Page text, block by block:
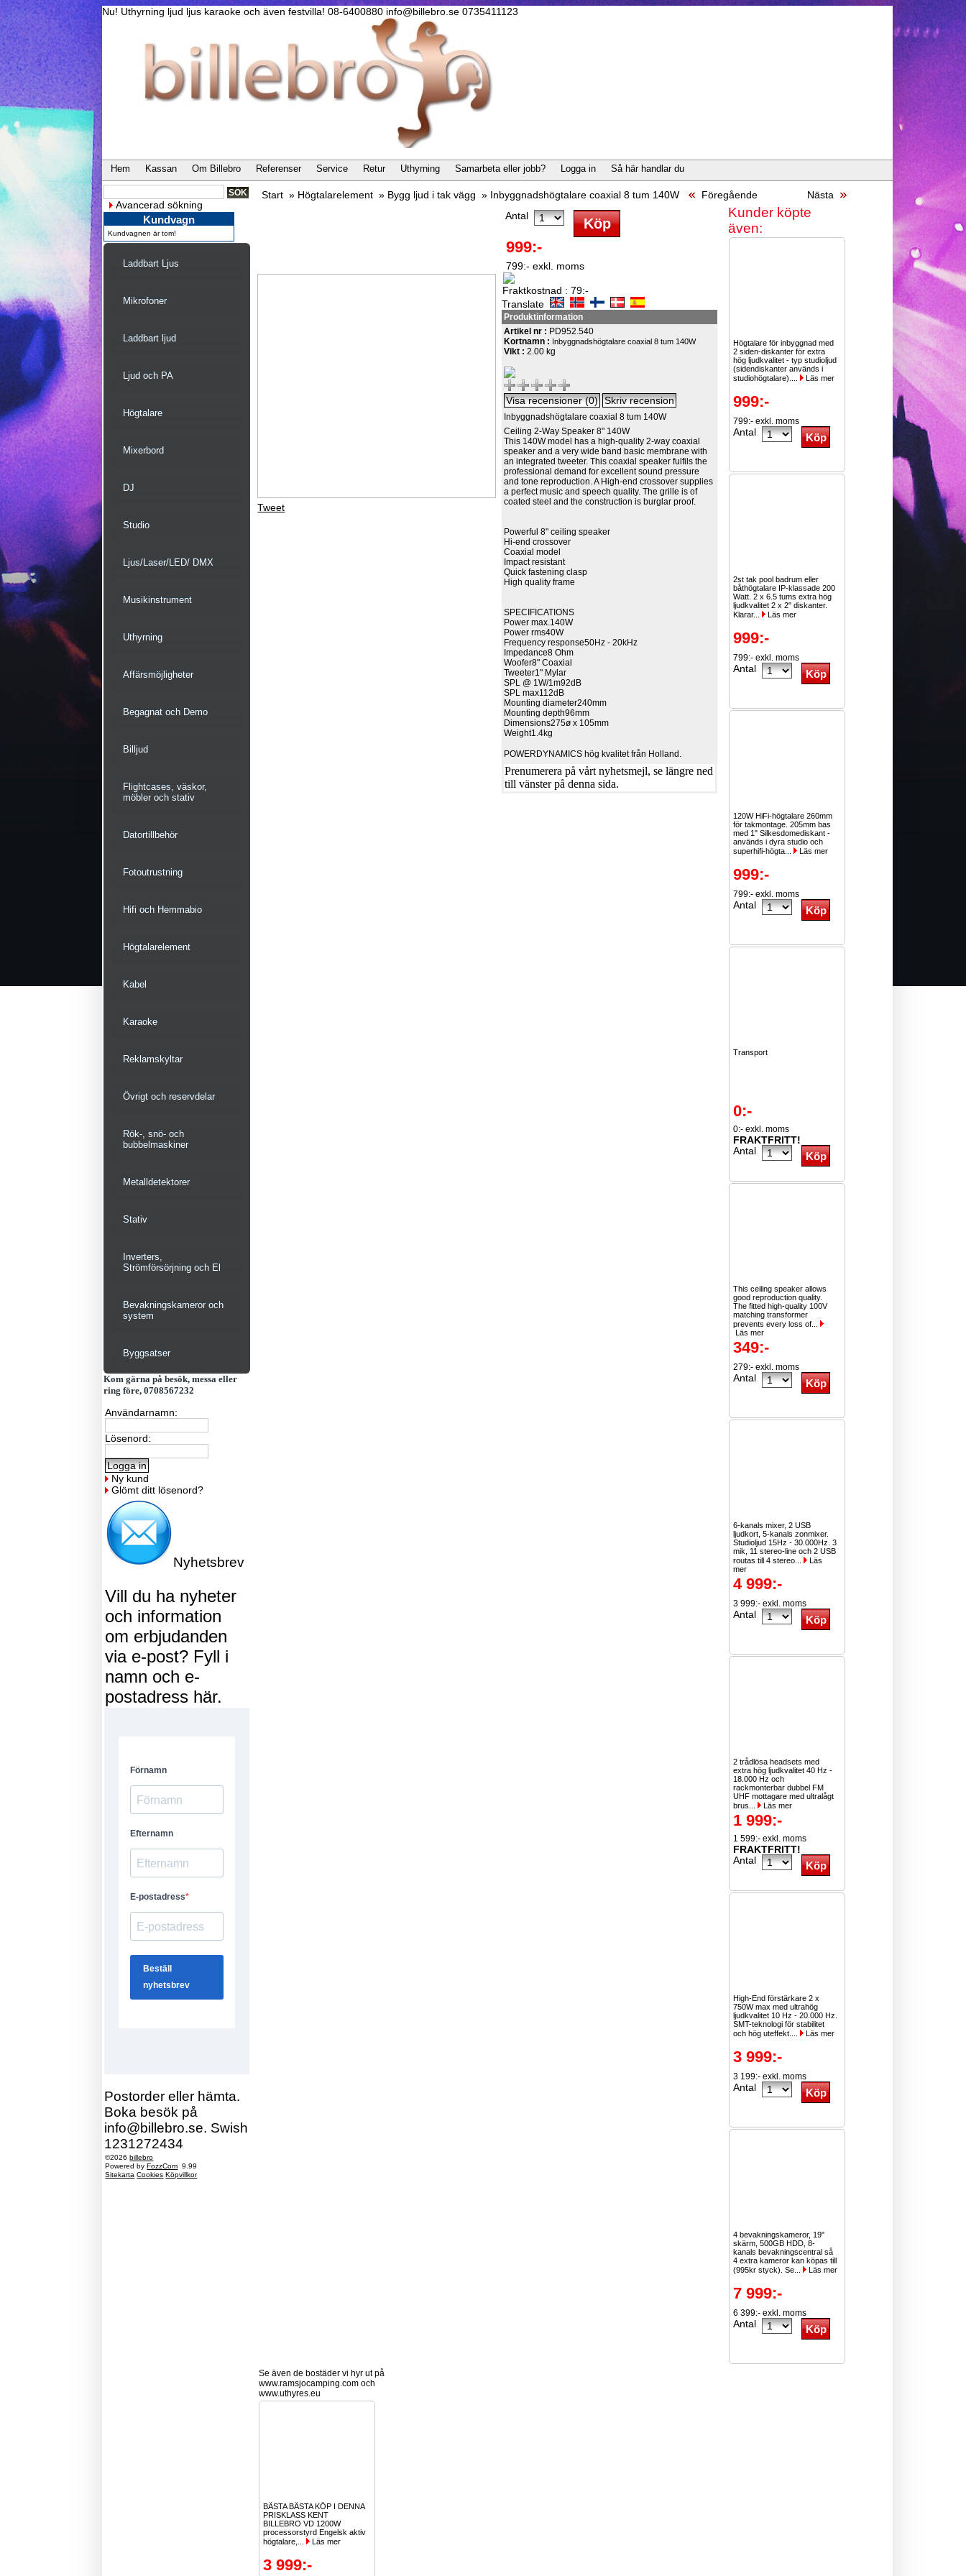
Nu! Uthyrning ljud ljus karaoke och även festvilla! 08-6400880 info@billebro.se 0735411123
Hem Kassan Om Billebro Referenser Service Retur Uthyrning Samarbeta eller jobb? Logga in Så här handlar du
Avancerad sökning
Kundvagn
Kundvagnen är tom!
Laddbart Ljus
Mikrofoner
Laddbart ljud
Ljud och PA
Högtalare
Mixerbord
DJ
Studio
Ljus/Laser/LED/ DMX
Musikinstrument
Uthyrning
Affärsmöjligheter
Begagnat och Demo
Billjud
Flightcases, väskor,
möbler och stativ
Datortillbehör
Fotoutrustning
Hifi och Hemmabio
Högtalarelement
Kabel
Karaoke
Reklamskyltar
Övrigt och reservdelar
Rök-, snö- och
bubbelmaskiner
Metalldetektorer
Stativ
Inverters,
Strömförsörjning och El
Bevakningskameror och
system
Byggsatser
Kom gärna på besök, messa eller
ring före, 0708567232
Användarnamn:
Lösenord:
Ny kund
Glömt ditt lösenord?
Nyhetsbrev
Vill du ha nyheter
och information
om erbjudanden
via e-post? Fyll i
namn och e-
postadress här.
Postorder eller hämta.
Boka besök på
info@billebro.se. Swish
1231272434
©2026billebro
Powered byFozzCom 9.99
Sitekarta Cookies Köpvillkor
Start » Högtalarelement » Bygg ljud i tak vägg » Inbyggnadshögtalare coaxial 8 tum 140W Föregående Nästa
Tweet
Antal
999:-
799:- exkl. moms
Fraktkostnad : 79:-
Translate
Produktinformation
Artikel nr : PD952.540
Kortnamn : Inbyggnadshögtalare coaxial 8 tum 140W
Vikt :2.00 kg
Inbyggnadshögtalare coaxial 8 tum 140W
Ceiling 2-Way Speaker 8" 140W
This 140W model has a high-quality 2-way coaxial
speaker and a very wide band basic membrane with
an integrated tweeter. This coaxial speaker fulfils the
professional demand for excellent sound pressure
and tone reproduction. A High-end crossover supplies
a perfect music and speech quality. The grille is of
coated steel and the construction is burglar proof.
Powerful 8" ceiling speaker
Hi-end crossover
Coaxial model
Impact resistant
Quick fastening clasp
High quality frame
SPECIFICATIONS
Power max.140W
Power rms40W
Frequency response50Hz - 20kHz
Impedance8 Ohm
Woofer8" Coaxial
Tweeter1" Mylar
SPL @ 1W/1m92dB
SPL max112dB
Mounting diameter240mm
Mounting depth96mm
Dimensions275ø x 105mm
Weight1.4kg
POWERDYNAMICS hög kvalitet från Holland.
Prenumerera på vårt nyhetsmejl, se längre ned
till vänster på denna sida.
Kunder köpte
även:
Högtalare för inbyggnad med
2 siden-diskanter för extra
hög ljudkvalitet - typ studioljud
(sidendiskanter används i
studiohögtalare)....
Läs mer
999:-
799:- exkl. moms
Antal
2st tak pool badrum eller
båthögtalare IP-klassade 200
Watt. 2 x 6.5 tums extra hög
ljudkvalitet 2 x 2" diskanter.
Klarar...
Läs mer
999:-
799:- exkl. moms
Antal
120W HiFi-högtalare 260mm
för takmontage. 205mm bas
med 1" Silkesdomediskant -
används i dyra studio och
superhifi-högta...
Läs mer
999:-
799:- exkl. moms
Antal
Transport
0:-
0:- exkl. moms
FRAKTFRITT!
Antal
This ceiling speaker allows
good reproduction quality.
The fitted high-quality 100V
matching transformer
prevents every loss of...
Läs mer
349:-
279:- exkl. moms
Antal
6-kanals mixer, 2 USB
ljudkort, 5-kanals zonmixer.
Studioljud 15Hz - 30.000Hz. 3
mik, 11 stereo-line och 2 USB
routas till 4 stereo...
Läs
mer
4 999:-
3 999:- exkl. moms
Antal
2 trådlösa headsets med
extra hög ljudkvalitet 40 Hz -
18.000 Hz och
rackmonterbar dubbel FM
UHF mottagare med ultralågt
brus...
Läs mer
1 999:-
1 599:- exkl. moms
FRAKTFRITT!
Antal
High-End förstärkare 2 x
750W max med ultrahög
ljudkvalitet 10 Hz - 20.000 Hz.
SMT-teknologi för stabilitet
och hög uteffekt....
Läs mer
3 999:-
3 199:- exkl. moms
Antal
4 bevakningskameror, 19"
skärm, 500GB HDD, 8-
kanals bevakningscentral så
4 extra kameror kan köpas till
(995kr styck). Se...
Läs mer
7 999:-
6 399:- exkl. moms
Antal
Se även de bostäder vi hyr ut på
www.ramsjocamping.com och
www.uthyres.eu
BÄSTA BÄSTA KÖP I DENNA
PRISKLASS KENT
BILLEBRO VD 1200W
processorstyrd Engelsk aktiv
högtalare,...
Läs mer
3 999:-